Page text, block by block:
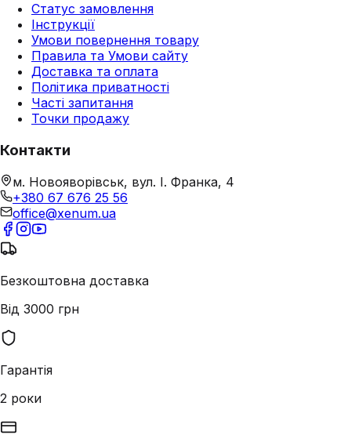
Статус замовлення
Інструкції
Умови повернення товару
Правила та Умови сайту
Доставка та оплата
Політика приватності
Часті запитання
Точки продажу
Контакти
м. Новояворівськ, вул. І. Франка, 4
+380 67 676 25 56
office@xenum.ua
Безкоштовна доставка
Від 3000 грн
Гарантія
2 роки